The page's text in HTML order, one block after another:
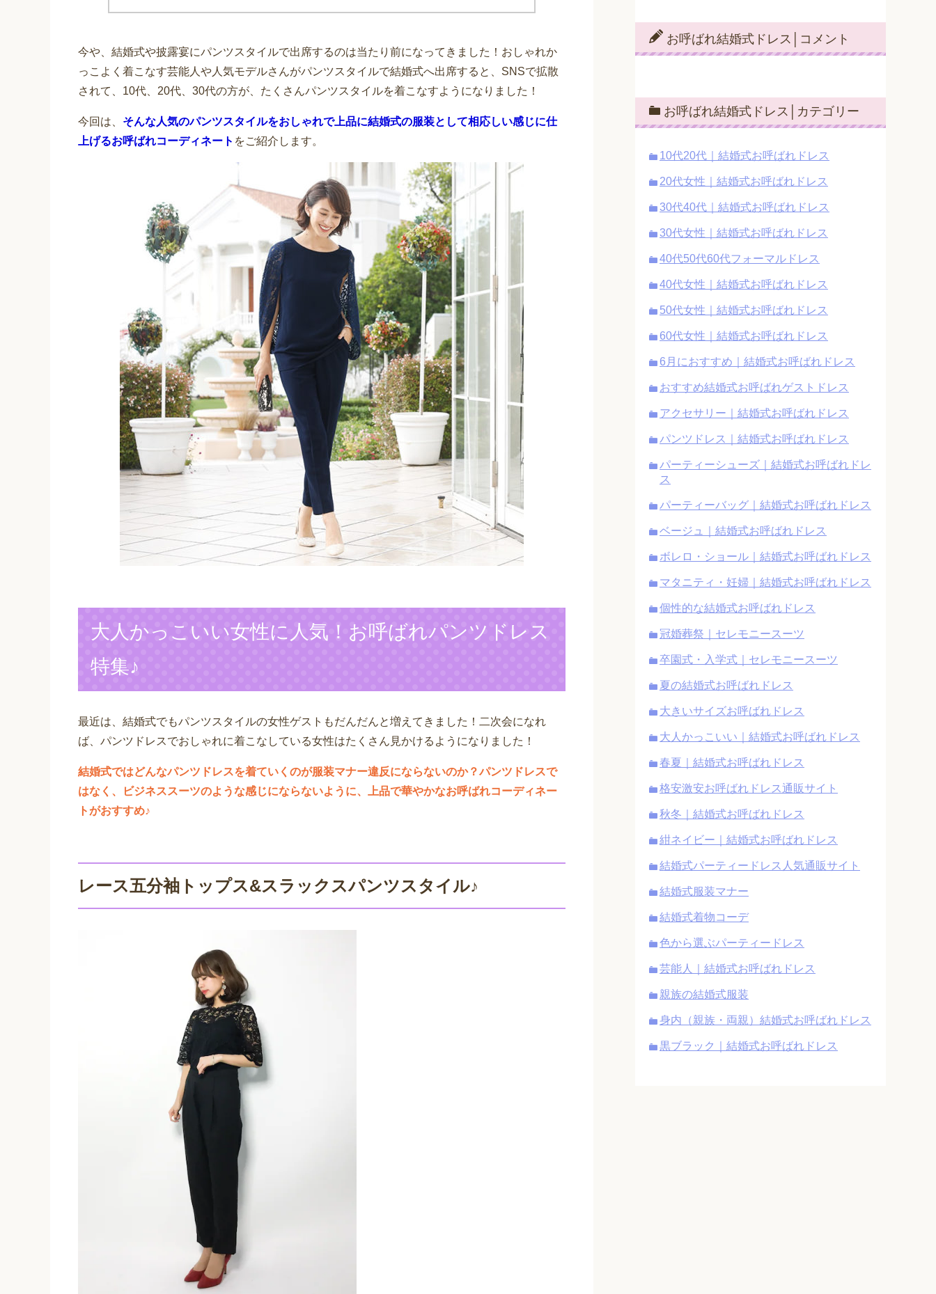
今や、結婚式や披露宴にパンツスタイルで出席するのは当たり前になってきました！おしゃれか
っこよく着こなす芸能人や人気モデルさんがパンツスタイルで結婚式へ出席すると、SNSで拡散
されて、10代、20代、30代の方が、たくさんパンツスタイルを着こなすようになりました！
今回は、 そんな人気のパンツスタイルをおしゃれで上品に結婚式の服装として相応しい感じに仕
上げるお呼ばれコーディネート をご紹介します。
大人かっこいい女性に人気！お呼ばれパンツドレス
特集♪
最近は、結婚式でもパンツスタイルの女性ゲストもだんだんと増えてきました！二次会になれ
ば、パンツドレスでおしゃれに着こなしている女性はたくさん見かけるようになりました！
結婚式ではどんなパンツドレスを着ていくのが服装マナー違反にならないのか？パンツドレスで
はなく、ビジネススーツのような感じにならないように、上品で華やかなお呼ばれコーディネー
トがおすすめ♪
レース五分袖トップス&スラックスパンツスタイル♪
お呼ばれ結婚式ドレス│コメント
お呼ばれ結婚式ドレス│カテゴリー
10代20代｜結婚式お呼ばれドレス
20代女性｜結婚式お呼ばれドレス
30代40代｜結婚式お呼ばれドレス
30代女性｜結婚式お呼ばれドレス
40代50代60代フォーマルドレス
40代女性｜結婚式お呼ばれドレス
50代女性｜結婚式お呼ばれドレス
60代女性｜結婚式お呼ばれドレス
6月におすすめ｜結婚式お呼ばれドレス
おすすめ結婚式お呼ばれゲストドレス
アクセサリー｜結婚式お呼ばれドレス
パンツドレス｜結婚式お呼ばれドレス
パーティーシューズ｜結婚式お呼ばれドレ
ス
パーティーバッグ｜結婚式お呼ばれドレス
ベージュ｜結婚式お呼ばれドレス
ボレロ・ショール｜結婚式お呼ばれドレス
マタニティ・妊婦｜結婚式お呼ばれドレス
個性的な結婚式お呼ばれドレス
冠婚葬祭｜セレモニースーツ
卒園式・入学式｜セレモニースーツ
夏の結婚式お呼ばれドレス
大きいサイズお呼ばれドレス
大人かっこいい｜結婚式お呼ばれドレス
春夏｜結婚式お呼ばれドレス
格安激安お呼ばれドレス通販サイト
秋冬｜結婚式お呼ばれドレス
紺ネイビー｜結婚式お呼ばれドレス
結婚式パーティードレス人気通販サイト
結婚式服装マナー
結婚式着物コーデ
色から選ぶパーティードレス
芸能人｜結婚式お呼ばれドレス
親族の結婚式服装
身内（親族・両親）結婚式お呼ばれドレス
黒ブラック｜結婚式お呼ばれドレス